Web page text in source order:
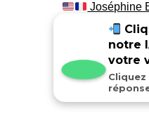
Joséphine
notre
votre